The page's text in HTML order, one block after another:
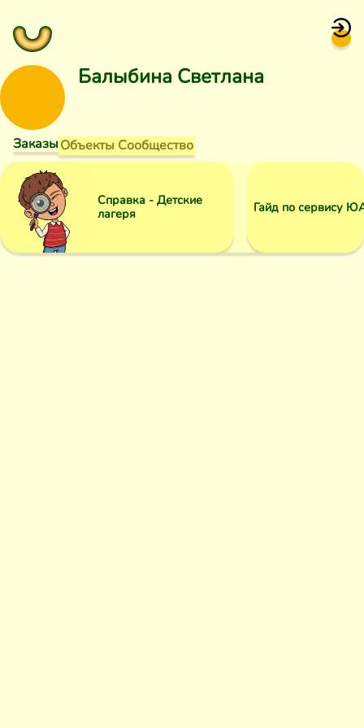
Балыбина Светлана
ЗаказыОбъекты Сообщество
Справка - Детские
лагеря
Гайд по сервису